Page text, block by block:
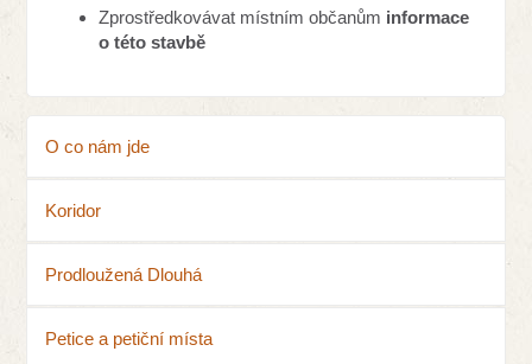
Zprostředkovávat místním občanům informace
o této stavbě
O co nám jde
Koridor
Prodloužená Dlouhá
Petice a petiční místa